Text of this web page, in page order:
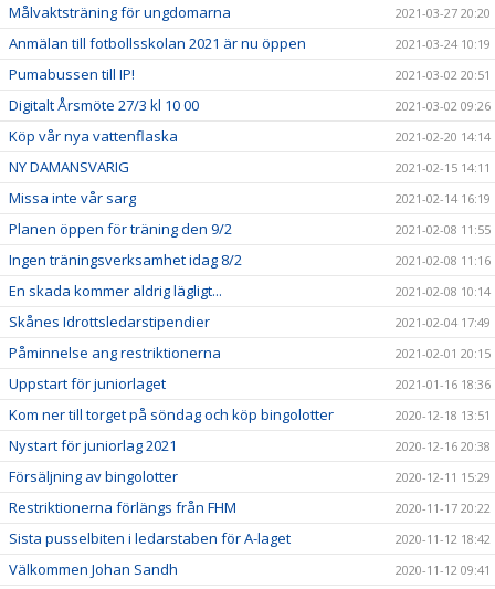
Målvaktsträning för ungdomarna 2021-03-27 20:20
Anmälan till fotbollsskolan 2021 är nu öppen 2021-03-24 10:19
Pumabussen till IP! 2021-03-02 20:51
Digitalt Årsmöte 27/3 kl 10 00 2021-03-02 09:26
Köp vår nya vattenflaska 2021-02-20 14:14
NY DAMANSVARIG 2021-02-15 14:11
Missa inte vår sarg 2021-02-14 16:19
Planen öppen för träning den 9/2 2021-02-08 11:55
Ingen träningsverksamhet idag 8/2 2021-02-08 11:16
En skada kommer aldrig lägligt... 2021-02-08 10:14
Skånes Idrottsledarstipendier 2021-02-04 17:49
Påminnelse ang restriktionerna 2021-02-01 20:15
Uppstart för juniorlaget 2021-01-16 18:36
Kom ner till torget på söndag och köp bingolotter 2020-12-18 13:51
Nystart för juniorlag 2021 2020-12-16 20:38
Försäljning av bingolotter 2020-12-11 15:29
Restriktionerna förlängs från FHM 2020-11-17 20:22
Sista pusselbiten i ledarstaben för A-laget 2020-11-12 18:42
Välkommen Johan Sandh 2020-11-12 09:41